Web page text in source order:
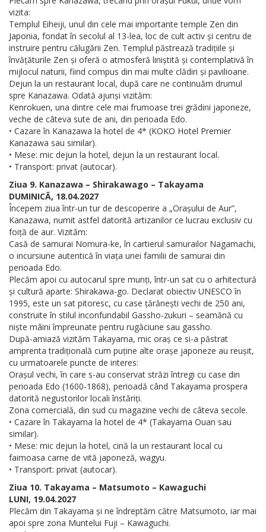
vizita:
Templul Eiheiji, unul din cele mai importante temple Zen din
Japonia, fondat în secolul al 13-lea, loc de cult activ și centru de
instruire pentru călugării Zen. Templul păstrează tradițiile și
învățăturile Zen și oferă o atmosferă liniștită și contemplativă în
mijlocul naturii, fiind compus din mai multe clădiri și pavilioane.
Dejun la un restaurant local, după care ne continuăm drumul
spre Kanazawa. Odată ajunși vizităm:
Kenrokuen, una dintre cele mai frumoase trei grădini japoneze,
veche de câteva sute de ani, din perioada Edo.
• Cazare în Kanazawa la hotel de 4* (KOKO Hotel Premier
Kanazawa sau similar).
• Mese: mic dejun la hotel, dejun la un restaurant local.
• Transport: privat (autocar).
Ziua 9. Kanazawa – Shirakawago – Takayama
DUMINICĂ, 18.04.2027
Începem ziua într-un tur de descoperire a „Orașului de Aur”,
Kanazawa, numit astfel datorită artizanilor ce lucrau exclusiv cu
foiță de aur. Vizităm:
Casă de samurai Nomura-ke, în cartierul samurailor Nagamachi,
o incursiune autentică în viața unei familii de samurai din
perioada Edo.
Plecăm apoi cu autocarul spre munți, într-un sat cu o arhitectură
și cultură aparte: Shirakawa-go. Declarat obiectiv UNESCO în
1995, este un sat pitoresc, cu case țărănești vechi de 250 ani,
construite în stilul inconfundabil Gassho-zukuri – seamănă cu
niște mâini împreunate pentru rugăciune sau gassho.
După-amiază vizităm Takayama, mic oraș ce si-a păstrat
amprenta tradițională cum puține alte orașe japoneze au reușit,
cu urmatoarele puncte de interes:
Orașul vechi, în care s-au conservat străzi întregi cu case din
perioada Edo (1600-1868), perioadă când Takayama prospera
datorită negustorilor locali înstăriți.
Zona comercială, din sud cu magazine vechi de câteva secole.
• Cazare în Takayama la hotel de 4* (Takayama Ouan sau
similar).
• Mese: mic dejun la hotel, cină la un restaurant local cu
faimoasa carne de vită japoneză, wagyu.
• Transport: privat (autocar).
Ziua 10. Takayama – Matsumoto – Kawaguchi
LUNI, 19.04.2027
Plecăm din Takayama și ne îndreptăm către Matsumoto, iar mai
apoi spre zona Muntelui Fuji – Kawaguchi.